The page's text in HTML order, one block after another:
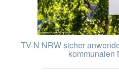
TV-N NRW sicher
kommunalen